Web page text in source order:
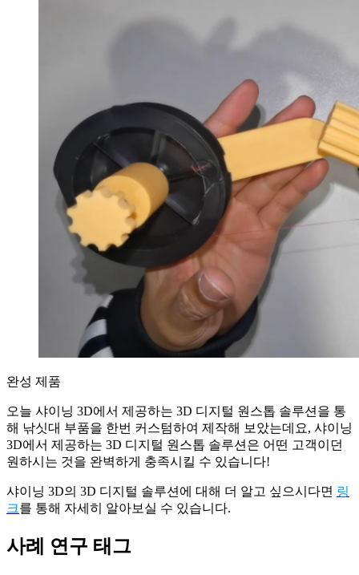
완성 제품
오늘 샤이닝 3D에서 제공하는 3D 디지털 원스톱 솔루션을 통
해 낚싯대 부품을 한번 커스텀하여 제작해 보았는데요, 샤이닝
3D에서 제공하는 3D 디지털 원스톱 솔루션은 어떤 고객이던
원하시는 것을 완벽하게 충족시킬 수 있습니다!
샤이닝 3D의 3D 디지털 솔루션에 대해 더 알고 싶으시다면 링
크를 통해 자세히 알아보실 수 있습니다.
사례 연구 태그